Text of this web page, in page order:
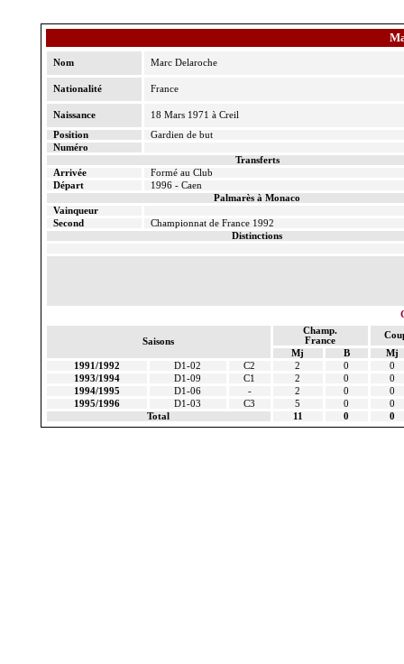
Nom Marc Delaroche
Nationalité France
Naissance
18 Mars 1971 à Creil
Position
Gardien de but
Numéro
Transferts
Arrivée
Formé au Club
Départ
1996 - Caen
Palmarès à Monaco
Vainqueur
Second
Championnat de France 1992
Distinctions
Saisons
Champ.
France
Mj
B
Mj
1991/1992
D1-02 C2 2 0
0
1993/1994
D1-09 C1 2 0
0
1994/1995
D1-06 - 2 0
0
1995/1996
D1-03 C3 5 0
0
Total
11 0 0